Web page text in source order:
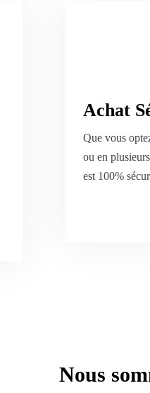
Achat
Que vous
ou en
est 100%
Nous